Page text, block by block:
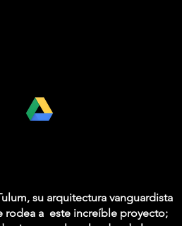
su arquitectura vanguardista
rodea a este increíble proyecto;